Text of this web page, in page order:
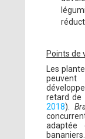
Points de
Les
retard de
2018).
adaptée